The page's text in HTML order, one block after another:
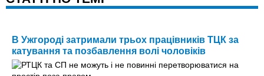
В Ужгороді затримали трьох працівників ТЦК за
катування та позбавлення волі чоловіків